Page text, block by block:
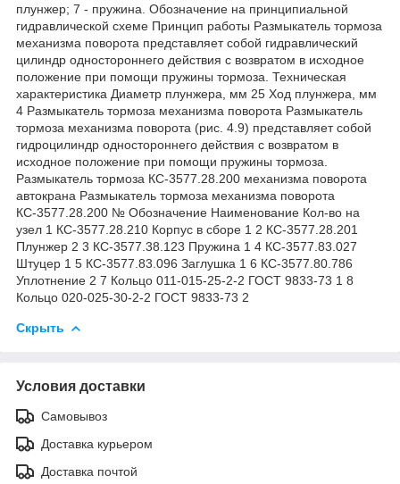
плунжер; 7 - пружина. Обозначение на принципиальной
гидравлической схеме Принцип работы Размыкатель тормоза
механизма поворота представляет собой гидравлический
цилиндр одностороннего действия с возвратом в исходное
положение при помощи пружины тормоза. Техническая
характеристика Диаметр плунжера, мм 25 Ход плунжера, мм
4 Размыкатель тормоза механизма поворота Размыкатель
тормоза механизма поворота (рис. 4.9) представляет собой
гидроцилиндр одностороннего действия с возвратом в
исходное положение при помощи пружины тормоза.
Размыкатель тормоза КС-3577.28.200 механизма поворота
автокрана Размыкатель тормоза механизма поворота
КС-3577.28.200 № Обозначение Наименование Кол-во на
узел 1 КС-3577.28.210 Корпус в сборе 1 2 КС-3577.28.201
Плунжер 2 3 КС-3577.38.123 Пружина 1 4 КС-3577.83.027
Штуцер 1 5 КС-3577.83.096 Заглушка 1 6 КС-3577.80.786
Уплотнение 2 7 Кольцо 011-015-25-2-2 ГОСТ 9833-73 1 8
Кольцо 020-025-30-2-2 ГОСТ 9833-73 2
Скрыть
Условия доставки
Самовывоз
Доставка курьером
Доставка почтой